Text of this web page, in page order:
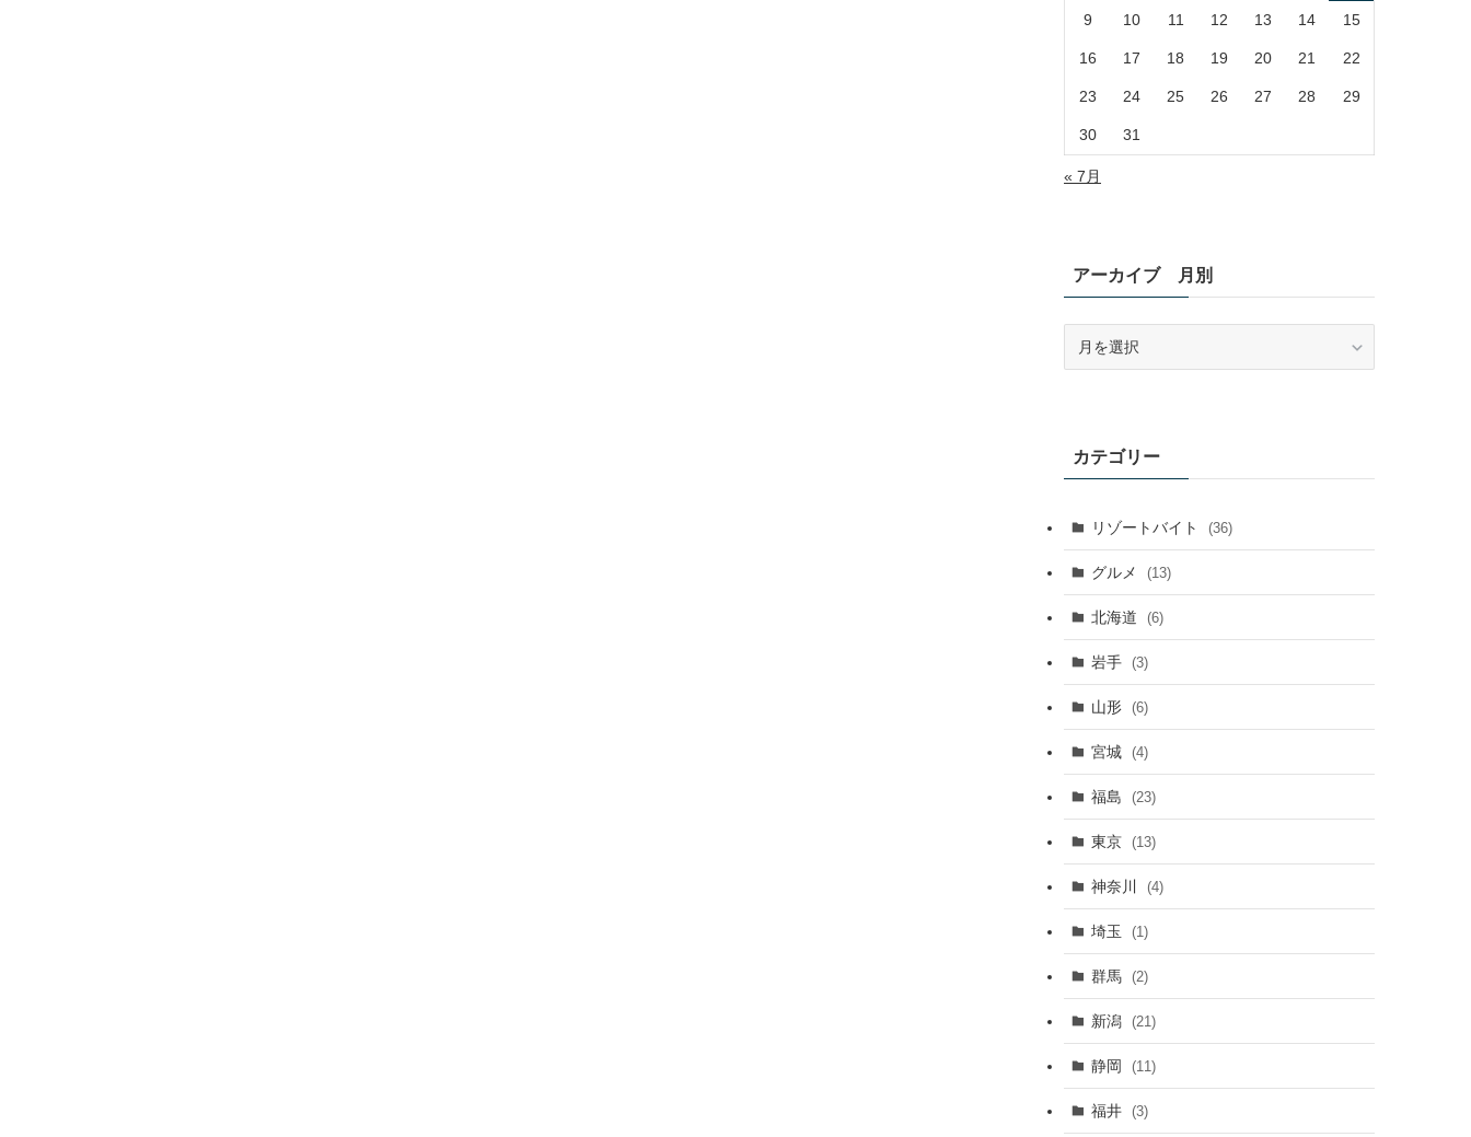
9 10 11 12 13 14 15
16 17 18 19 20 21 22
23 24 25 26 27 28 29
30 31
« 7月
アーカイブ 月別
月
別
カテゴリー
リゾートバイト (36)
グルメ (13)
北海道 (6)
岩手 (3)
山形 (6)
宮城 (4)
福島 (23)
東京 (13)
神奈川 (4)
埼玉 (1)
群馬 (2)
新潟 (21)
静岡 (11)
福井 (3)